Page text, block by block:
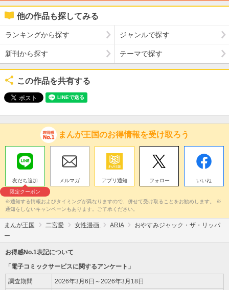
他の作品も探してみる
ランキングから探す ジャンルで探す
新刊から探す テーマで探す
この作品を共有する
まんが王国のお得情報を受け取ろう
友だち追加
限定クーポン
メルマガ アプリ通知 フォロー いいね
※通知する情報およびタイミングが異なりますので、併せて受け取ることをお勧めします。 ※
通知をしないキャンペーンもあります。ご了承ください。
まんが王国 二宮愛 女性漫画 ARIA
おやすみジャック・ザ・リッパ
ー
お得感No.1表記について
「電子コミックサービスに関するアンケート」
調査期間 2026年3月6日～2026年3月18日